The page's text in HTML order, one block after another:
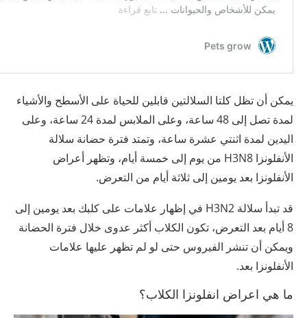
يمكن أن تظل كلتا السلالتين قابلين للحياة على الأسطح والأشياء
لمدة تصل إلى 48 ساعة، وعلى الملابس لمدة 24 ساعة، وعلى
اليدين لمدة اثنتي عشرة ساعة، وتمتد فترة حضانة سلالة
الأنفلونزا H3N8 من يوم إلى خمسة أيام، وتظهر أعراض
الأنفلونزا بعد يومين إلى ثلاثة أيام من التعرض.
قد تبدأ سلالة H3N2 في إظهار علامات على كلبك بعد يومين إلى
8 أيام بعد التعرض، تكون الكلاب أكثر عدوى خلال فترة الحضانة
ويمكن أن تنشر الفيروس حتى لو لم تظهر عليها علامات
الأنفلونزا بعد.
ما هي اعراض انفلونزا الكلاب؟